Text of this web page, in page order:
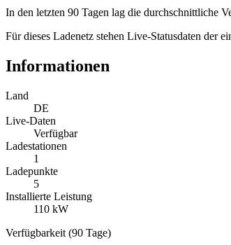
In den letzten 90 Tagen lag die durchschnittliche
Für dieses Ladenetz stehen Live-Statusdaten der
Informationen
Land
DE
Live-Daten
Verfügbar
Ladestationen
1
Ladepunkte
5
Installierte Leistung
110 kW
Verfügbarkeit (90 Tage)